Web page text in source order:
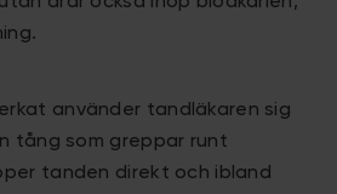
använder tandläkaren sig
tång som greppar runt
tanden direkt och ibland